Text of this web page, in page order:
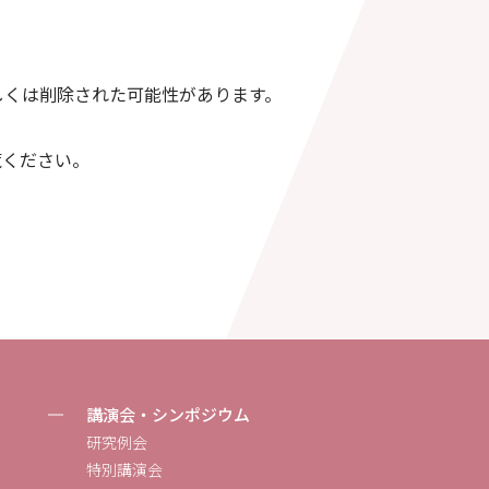
は削除された可能性があります。
ださい。
講演会・シンポジウム
研究例会
特別講演会